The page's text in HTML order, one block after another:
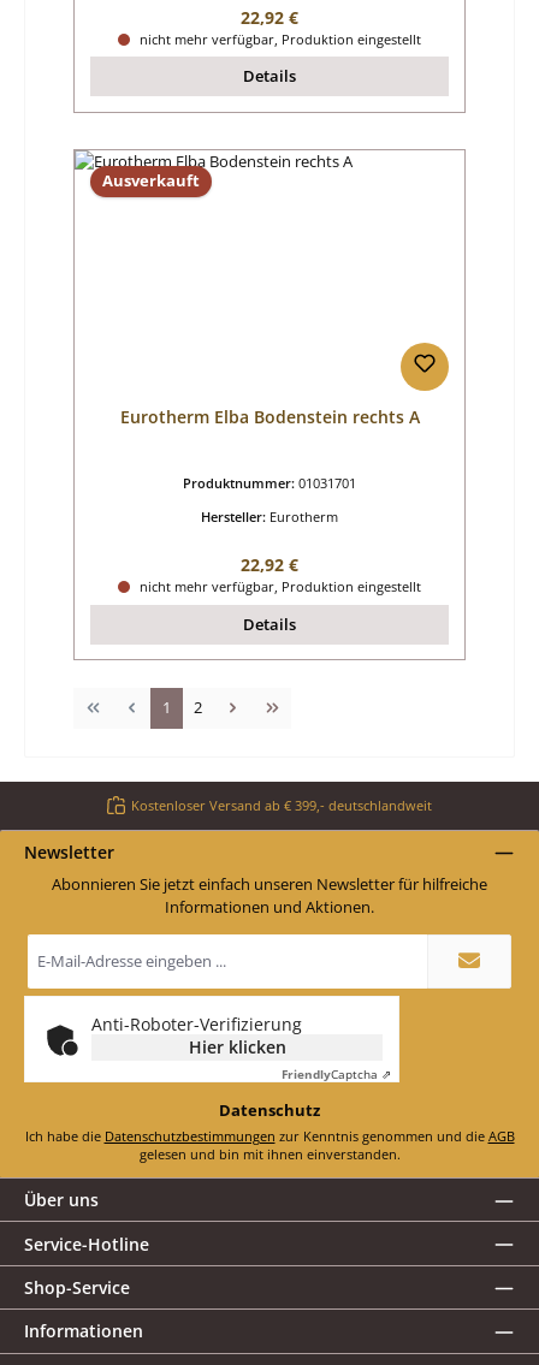
Regulärer Preis:
22,92 €
nicht mehr verfügbar, Produktion eingestellt
Details
Ausverkauft
Eurotherm Elba Bodenstein rechts A
Produktnummer: 01031701
Hersteller: Eurotherm
Regulärer Preis:
22,92 €
nicht mehr verfügbar, Produktion eingestellt
Details
Seite
1 Seite
2
Kostenloser Versand ab € 399,- deutschlandweit
Newsletter
Abonnieren Sie jetzt einfach unseren Newsletter für hilfreiche
Informationen und Aktionen.
Mail-
*
Anti-Roboter-Verifizierung
Hier klicken
FriendlyCaptcha ⇗
Datenschutz
Ich habe die Datenschutzbestimmungen zur Kenntnis genommen und die AGB
gelesen und bin mit ihnen einverstanden.
Über uns
Service-Hotline
Shop-Service
Informationen